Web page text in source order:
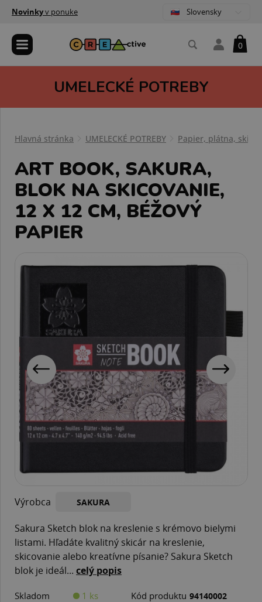
Novinkyv ponuke Slovensky
0
UMELECKÉ POTREBY
Hlavná stránka UMELECKÉ POTREBY Papier, plátna,
ART BOOK, SAKURA,
BLOK NA SKICOVANIE,
12 X 12 CM, BÉŽOVÝ
PAPIER
Výrobca SAKURA
Sakura Sketch blok na kreslenie s krémovo bielymi
listami. Hľadáte kvalitný skicár na kreslenie,
skicovanie alebo kreatívne písanie? Sakura Sketch
blok je ideál... celý popis
Skladom 1 ks Kód produktu 94140002